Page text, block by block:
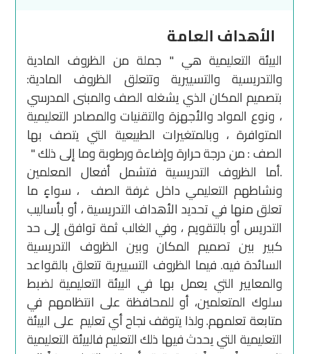
الأهداف العامة
البيئة التعليمية هي " جملة من الظروف المادية
والتدريسية والتسييرية وتتعلق الظروف المادية:
بتصميم المكان الذي يشغله الصف والمبنى المدرسي
، ونوع المواد والأجهزة والتقنيات والمصادر التعليمية
المتوافرة ، وبالمتغيرات الطبيعية التي يتصف بها
الصف : من درجة حرارة وإضاءة ورطوبة وما إلى ذلك "
.أما الظروف التدريسية فتشمل أفعال المعلمين
ونشاطهم التعليمي داخل غرفة الصف ، سواءٍ ما
تعلق منها في تحديد الأهداف التدريسية ، أو بأساليب
التدريس أو بالتقويم ، وفي الغالب ثمة توافق إلى حد
كبير بين تصميم المكان وبين الظروف التدريسية
السائدة فيه. فيما الظروف التسييرية تتعلق بالقواعد
والمعايير التي يعمل بها في البيئة التعليمية لضبط
سلوك المتعلمين، أو للمحافظة على انتظامهم في
متابعة تعلمهم. ولذا يتوقف نجاح أي تعليم على البيئة
التعليمية التي يحدث فيها ذلك التعليم فالبيئة التعليمية